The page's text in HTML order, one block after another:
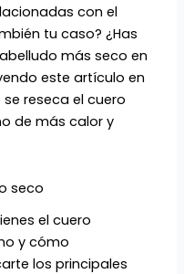
con el
tu caso? ¿Has
más seco en
este artículo en
reseca el cuero
de más calor y
seco
el cuero
y cómo
los principales